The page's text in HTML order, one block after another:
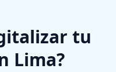
tu
Lima?